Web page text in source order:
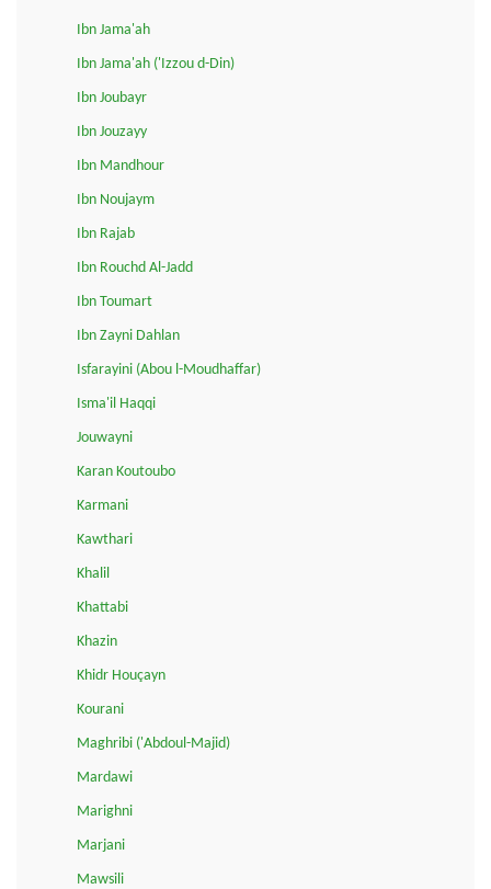
Ibn Jama'ah
Ibn Jama'ah ('Izzou d-Din)
Ibn Joubayr
Ibn Jouzayy
Ibn Mandhour
Ibn Noujaym
Ibn Rajab
Ibn Rouchd Al-Jadd
Ibn Toumart
Ibn Zayni Dahlan
Isfarayini (Abou l-Moudhaffar)
Isma'il Haqqi
Jouwayni
Karan Koutoubo
Karmani
Kawthari
Khalil
Khattabi
Khazin
Khidr Houçayn
Kourani
Maghribi ('Abdoul-Majid)
Mardawi
Marighni
Marjani
Mawsili